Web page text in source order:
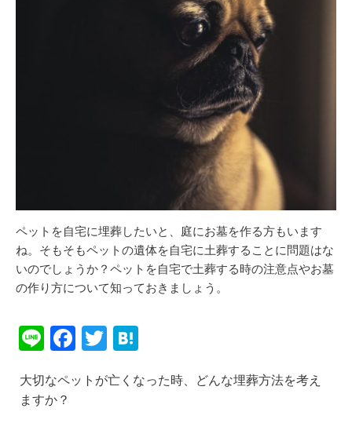
ペットを自宅に埋葬したいと、庭にお墓を作る方もいます
ね。そもそもペットの遺体を自宅に土葬することに問題はな
いのでしょうか？ペットを自宅で土葬する時の注意点やお墓
の作り方について知っておきましょう。
Li
e
F
c
T
tt
e
大切なペットが亡くなった時、どんな埋葬方法を考え
ますか？